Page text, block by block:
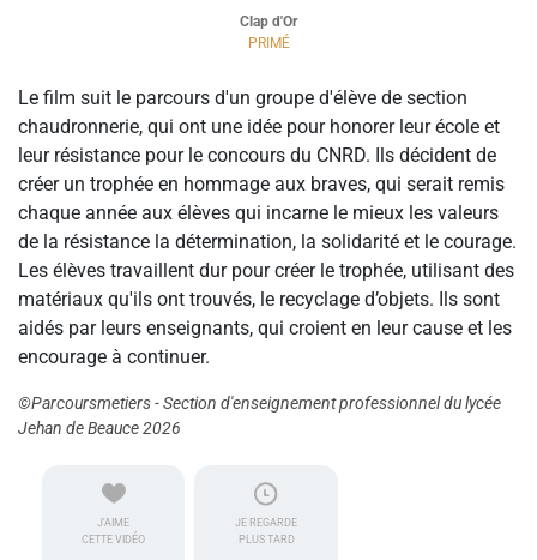
Clap d'Or
PRIMÉ
Le film suit le parcours d'un groupe d'élève de section
chaudronnerie, qui ont une idée pour honorer leur école et
leur résistance pour le concours du CNRD. Ils décident de
créer un trophée en hommage aux braves, qui serait remis
chaque année aux élèves qui incarne le mieux les valeurs
de la résistance la détermination, la solidarité et le courage.
Les élèves travaillent dur pour créer le trophée, utilisant des
matériaux qu'ils ont trouvés, le recyclage d’objets. Ils sont
aidés par leurs enseignants, qui croient en leur cause et les
encourage à continuer.
©Parcoursmetiers - Section d'enseignement professionnel du lycée
Jehan de Beauce 2026
J'AIME
CETTE VIDÉO
JE REGARDE
PLUS TARD